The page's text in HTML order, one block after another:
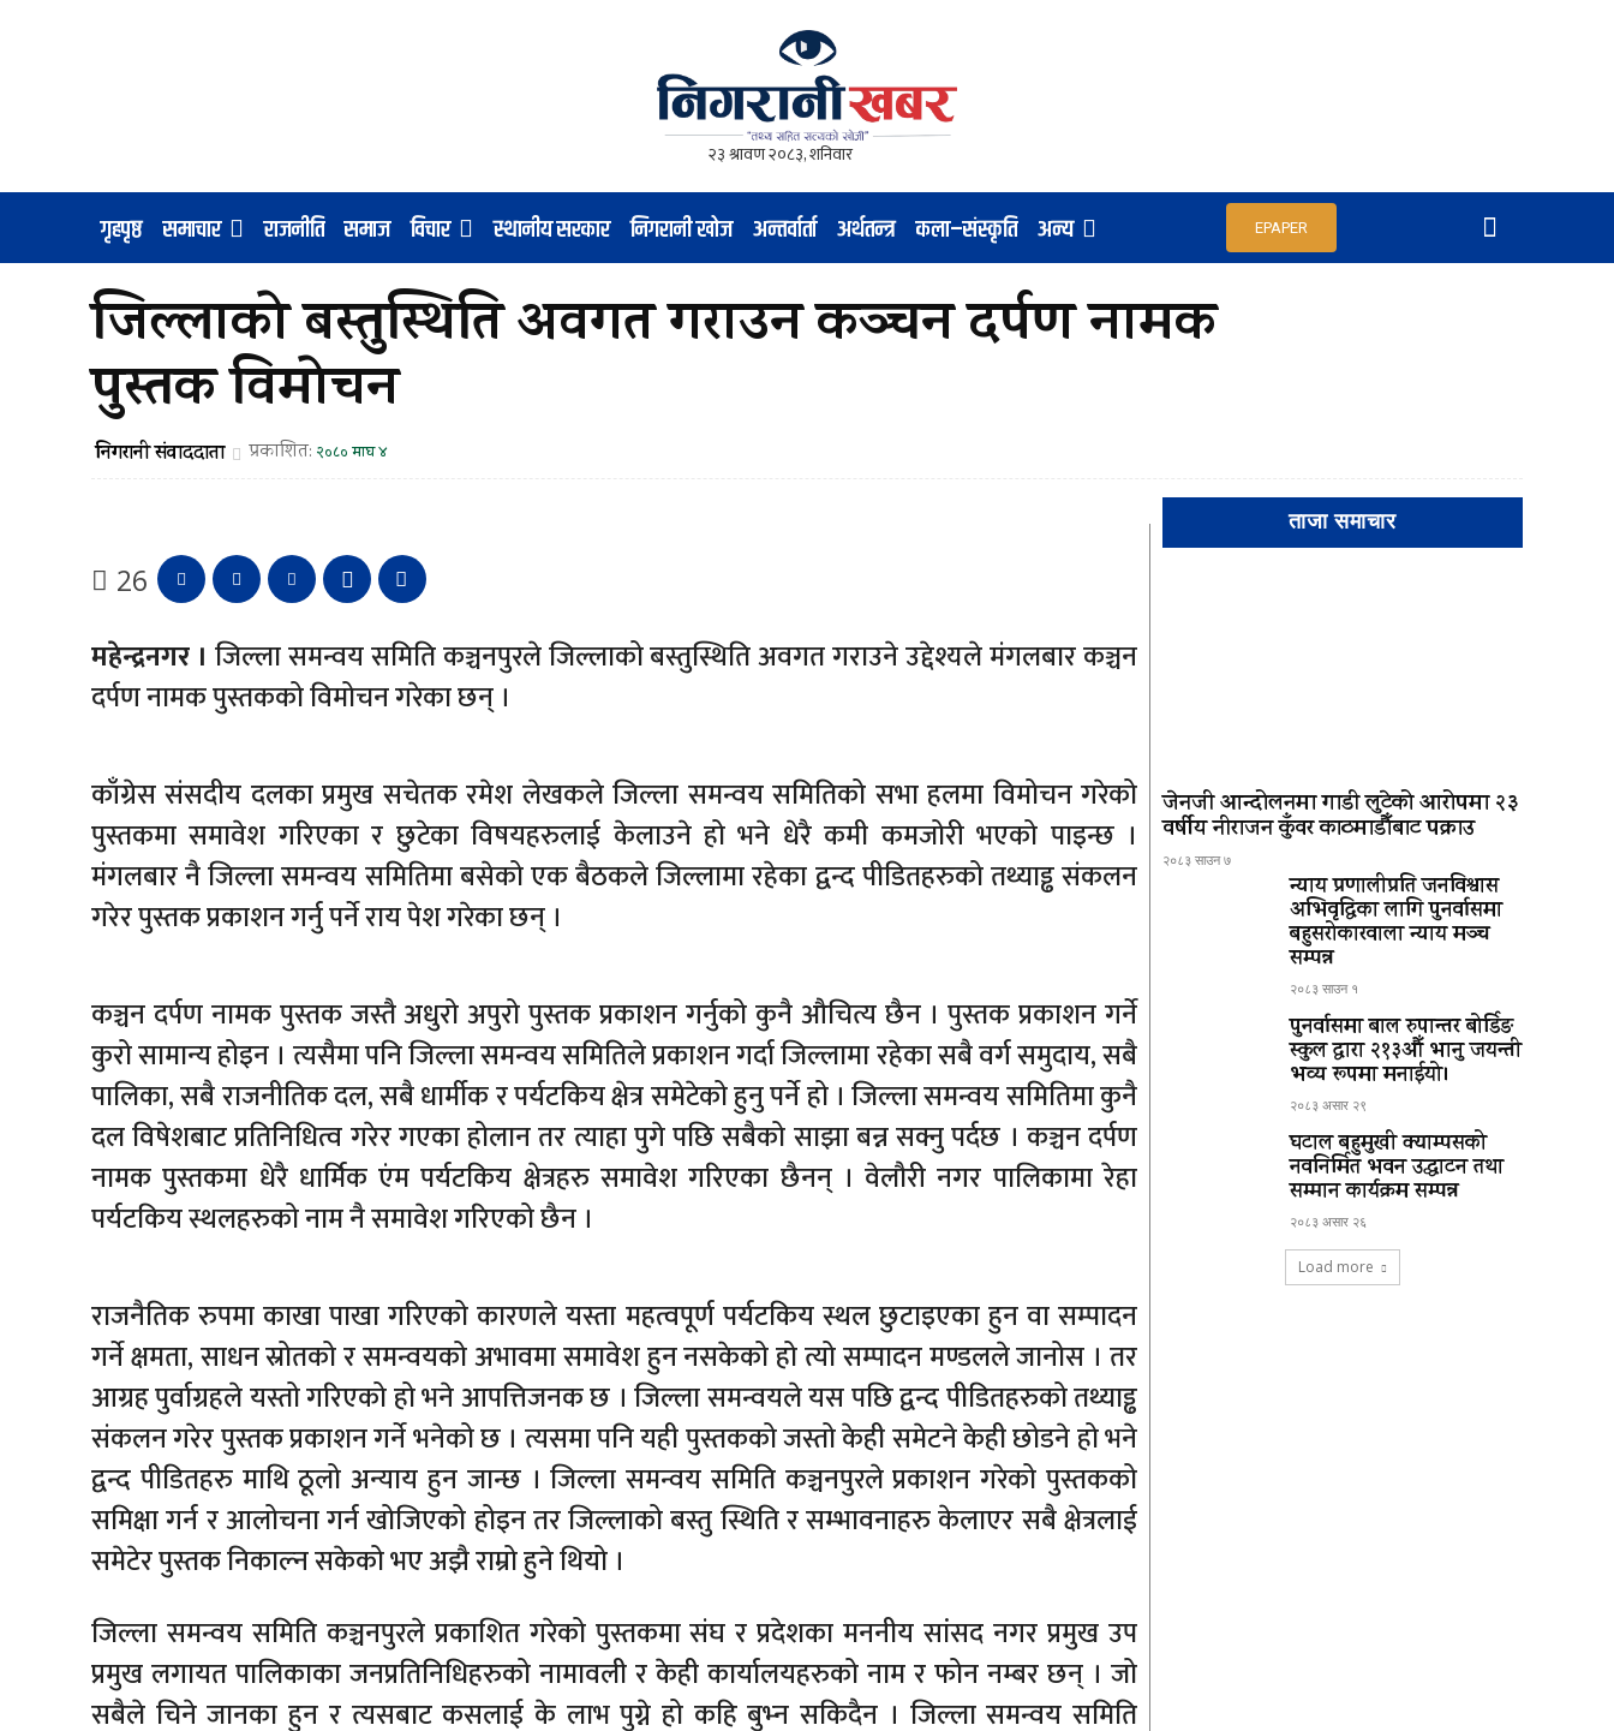
गृहपृष्ठ समाचार राजनीति समाज विचार स्थानीय सरकार निगरानी खोज अन्तर्वार्ता अर्थतन्त्र कला–संस्कृति अन्य EPAPER
जिल्लाको बस्तुस्थिति अवगत गराउन कञ्चन दर्पण नामक
पुस्तक विमोचन
निगरानी संवाददाता प्रकाशित: २०८० माघ ४
26
महेन्द्रनगर । जिल्ला समन्वय समिति कञ्चनपुरले जिल्लाको बस्तुस्थिति अवगत गराउने उद्देश्यले मंगलबार कञ्चन
दर्पण नामक पुस्तकको विमोचन गरेका छन् ।
काँग्रेस संसदीय दलका प्रमुख सचेतक रमेश लेखकले जिल्ला समन्वय समितिको सभा हलमा विमोचन गरेको
पुस्तकमा समावेश गरिएका र छुटेका विषयहरुलाई केलाउने हो भने धेरै कमी कमजोरी भएको पाइन्छ ।
मंगलबार नै जिल्ला समन्वय समितिमा बसेको एक बैठकले जिल्लामा रहेका द्वन्द पीडितहरुको तथ्याड्ढ संकलन
गरेर पुस्तक प्रकाशन गर्नु पर्ने राय पेश गरेका छन् ।
कञ्चन दर्पण नामक पुस्तक जस्तै अधुरो अपुरो पुस्तक प्रकाशन गर्नुको कुनै औचित्य छैन । पुस्तक प्रकाशन गर्ने
कुरो सामान्य होइन । त्यसैमा पनि जिल्ला समन्वय समितिले प्रकाशन गर्दा जिल्लामा रहेका सबै वर्ग समुदाय, सबै
पालिका, सबै राजनीतिक दल, सबै धार्मीक र पर्यटकिय क्षेत्र समेटेको हुनु पर्ने हो । जिल्ला समन्वय समितिमा कुनै
दल विषेशबाट प्रतिनिधित्व गरेर गएका होलान तर त्याहा पुगे पछि सबैको साझा बन्न सक्नु पर्दछ । कञ्चन दर्पण
नामक पुस्तकमा धेरै धार्मिक एंम पर्यटकिय क्षेत्रहरु समावेश गरिएका छैनन् । वेलौरी नगर पालिकामा रेहा
पर्यटकिय स्थलहरुको नाम नै समावेश गरिएको छैन ।
राजनैतिक रुपमा काखा पाखा गरिएको कारणले यस्ता महत्वपूर्ण पर्यटकिय स्थल छुटाइएका हुन वा सम्पादन
गर्ने क्षमता, साधन स्रोतको र समन्वयको अभावमा समावेश हुन नसकेको हो त्यो सम्पादन मण्डलले जानोस । तर
आग्रह पुर्वाग्रहले यस्तो गरिएको हो भने आपत्तिजनक छ । जिल्ला समन्वयले यस पछि द्वन्द पीडितहरुको तथ्याड्ढ
संकलन गरेर पुस्तक प्रकाशन गर्ने भनेको छ । त्यसमा पनि यही पुस्तकको जस्तो केही समेटने केही छोडने हो भने
द्वन्द पीडितहरु माथि ठूलो अन्याय हुन जान्छ । जिल्ला समन्वय समिति कञ्चनपुरले प्रकाशन गरेको पुस्तकको
समिक्षा गर्न र आलोचना गर्न खोजिएको होइन तर जिल्लाको बस्तु स्थिति र सम्भावनाहरु केलाएर सबै क्षेत्रलाई
समेटेर पुस्तक निकाल्न सकेको भए अझै राम्रो हुने थियो ।
जिल्ला समन्वय समिति कञ्चनपुरले प्रकाशित गरेको पुस्तकमा संघ र प्रदेशका मननीय सांसद नगर प्रमुख उप
प्रमुख लगायत पालिकाका जनप्रतिनिधिहरुको नामावली र केही कार्यालयहरुको नाम र फोन नम्बर छन् । जो
सबैले चिने जानका हुन र त्यसबाट कसलाई के लाभ पुग्ने हो कहि बुभ्न सकिदैन । जिल्ला समन्वय समिति
ताजा समाचार
जेनजी आन्दोलनमा गाडी लुटेको आरोपमा २३
वर्षीय नीराजन कुँवर काठमाडौँबाट पक्राउ
२०८३ साउन ७
न्याय प्रणालीप्रति जनविश्वास
अभिवृद्धिका लागि पुनर्वासमा
बहुसरोकारवाला न्याय मञ्च
सम्पन्न
२०८३ साउन १
पुनर्वासमा बाल रुपान्तर बोर्डिङ
स्कुल द्धारा २१३औँ भानु जयन्ती
भव्य रूपमा मनाईयो।
२०८३ असार २९
घटाल बहुमुखी क्याम्पसको
नवनिर्मित भवन उद्घाटन तथा
सम्मान कार्यक्रम सम्पन्न
२०८३ असार २६
Load more